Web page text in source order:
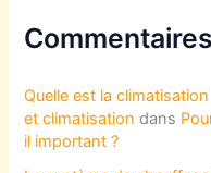
Quelle est la
et climatisation dans
il important ?